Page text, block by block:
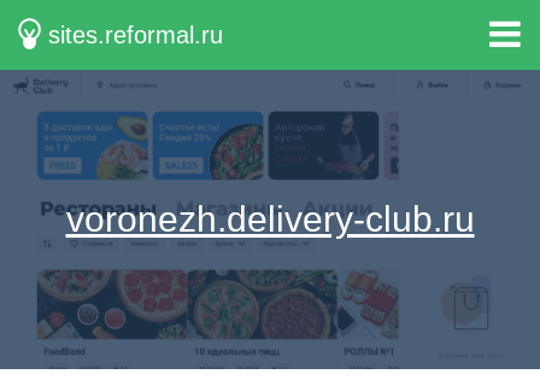
sites.reformal.ru
voronezh.delivery-club.ru